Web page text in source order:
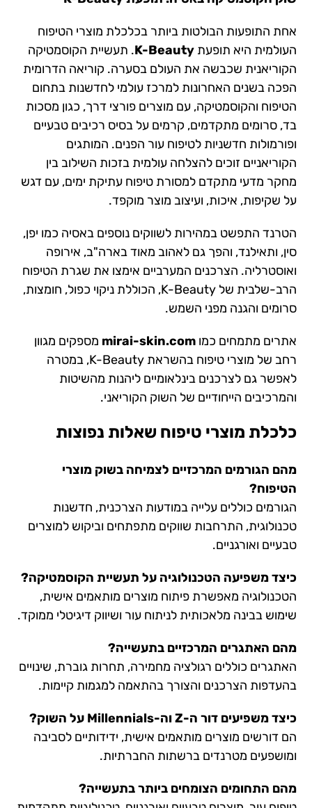
אחת התופעות הבולטות ביותר בכלכלת מוצרי הטיפוח
העולמית היא תופעתK-Beauty. תעשיית הקוסמטיקה
הקוריאנית שכבשה את העולם בסערה. קוריאה הדרומית
הפכה בשנים האחרונות למרכז עולמי לחדשנות בתחום
הטיפוח והקוסמטיקה, עם מוצרים פורצי דרך, כגון מסכות
בד, סרומים מתקדמים, קרמים על בסיס רכיבים טבעיים
ופורמולות חדשניות לטיפוח עור הפנים. המותגים
הקוריאניים זוכים להצלחה עולמית בזכות השילוב בין
מחקר מדעי מתקדם למסורת טיפוח עתיקת ימים, עם דגש
על שקיפות, איכות, ועיצוב מוצר מוקפד.
הטרנד התפשט במהירות לשווקים נוספים באסיה כמו יפן,
סין, ותאילנד, והפך גם לאהוב מאוד בארה"ב, אירופה
ואוסטרליה. הצרכנים המערביים אימצו את שגרת הטיפוח
הרב-שלבית של K-Beauty, הכוללת ניקוי כפול, חומצות,
סרומים והגנה מפני השמש.
אתרים מתמחים כמוmirai-skin.com מספקים מגוון
רחב של מוצרי טיפוח בהשראת K-Beauty, במטרה
לאפשר גם לצרכנים בינלאומיים ליהנות מהשיטות
והמרכיבים הייחודיים של השוק הקוריאני.
כלכלת מוצרי טיפוח שאלות נפוצות
מהם הגורמים המרכזיים לצמיחה בשוק מוצרי
הטיפוח?
הגורמים כוללים עלייה במודעות הצרכנית, חדשנות
טכנולוגית, התרחבות שווקים מתפתחים וביקוש למוצרים
טבעיים ואורגניים.
כיצד משפיעה הטכנולוגיה על תעשיית הקוסמטיקה?
הטכנולוגיה מאפשרת פיתוח מוצרים מותאמים אישית,
שימוש בבינה מלאכותית לניתוח עור ושיווק דיגיטלי ממוקד.
מהם האתגרים המרכזיים בתעשייה?
האתגרים כוללים רגולציה מחמירה, תחרות גוברת, שינויים
בהעדפות הצרכנים והצורך בהתאמה למגמות קיימות.
כיצד משפיעים דור ה-Z וה-Millennials על השוק?
הם דורשים מוצרים מותאמים אישית, ידידותיים לסביבה
ומושפעים מטרנדים ברשתות החברתיות.
מהם התחומים הצומחים ביותר בתעשייה?